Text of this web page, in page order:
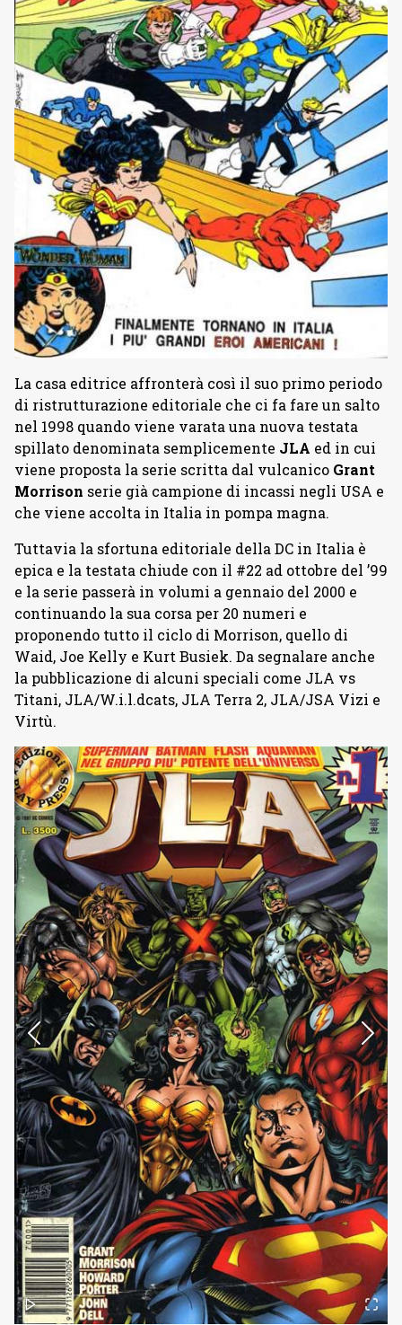
La casa editrice affronterà così il suo primo periodo
di ristrutturazione editoriale che ci fa fare un salto
nel 1998 quando viene varata una nuova testata
spillato denominata semplicemente JLA ed in cui
viene proposta la serie scritta dal vulcanico Grant
Morrison serie già campione di incassi negli USA e
che viene accolta in Italia in pompa magna.
Tuttavia la sfortuna editoriale della DC in Italia è
epica e la testata chiude con il #22 ad ottobre del ’99
e la serie passerà in volumi a gennaio del 2000 e
continuando la sua corsa per 20 numeri e
proponendo tutto il ciclo di Morrison, quello di
Waid, Joe Kelly e Kurt Busiek. Da segnalare anche
la pubblicazione di alcuni speciali come JLA vs
Titani, JLA/W.i.l.dcats, JLA Terra 2, JLA/JSA Vizi e
Virtù.